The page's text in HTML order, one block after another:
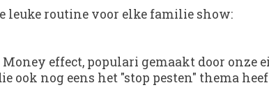
leuke routine voor elke familie show:
effect, populari gemaakt door onze
ook nog eens het "stop pesten" thema